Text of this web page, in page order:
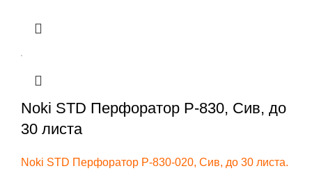
Noki STD Перфоратор P-830, Сив, до
30 листа
Noki STD Перфоратор P-830-020, Сив, до 30 листа.